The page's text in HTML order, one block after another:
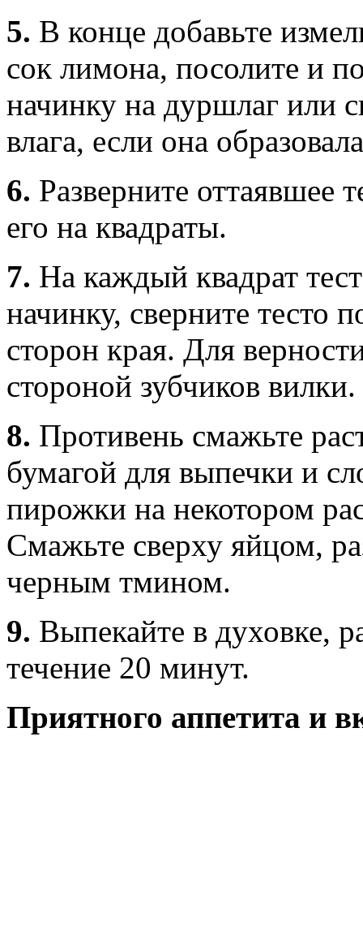
5. В конце добавьте
сок лимона, посолите и
начинку на дуршлаг или
влага, если она
6. Разверните оттаявшее
его на квадраты.
7. На каждый квадрат
начинку, сверните тесто
сторон края. Для
стороной зубчиков вилки.
8. Противень смажьте
бумагой для выпечки и
пирожки на некотором
Смажьте сверху яйцом,
черным тмином.
9. Выпекайте в духовке,
течение 20 минут.
Приятного аппетита и